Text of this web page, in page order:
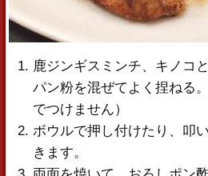
鹿ジンギスミンチ、キノコ
パン粉を混ぜてよく捏ねる
でつけません）
ボウルで押し付けたり、叩
きます。